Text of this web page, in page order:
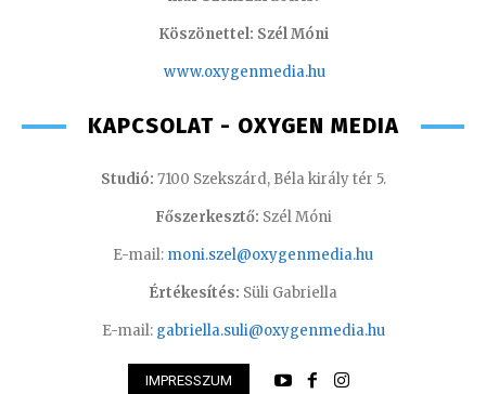
Köszönettel: Szél Móni
www.oxygenmedia.hu
KAPCSOLAT - OXYGEN MEDIA
Studió: 7100 Szekszárd, Béla király tér 5.
Főszerkesztő: Szél Móni
E-mail: moni.szel@oxygenmedia.hu
Értékesítés: Süli Gabriella
E-mail: gabriella.suli@oxygenmedia.hu
IMPRESSZUM